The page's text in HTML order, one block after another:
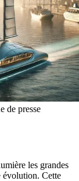
de presse
les grandes
évolution. Cette